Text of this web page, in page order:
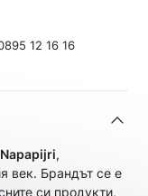
12 16 16
Napapijri,
век. Брандът се е
си продукти,